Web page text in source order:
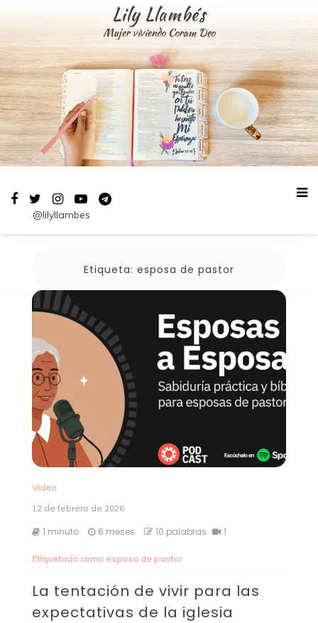
Lily Llambés
Mujer viviendo Coram Deo
@lilyllambes
Etiqueta: esposa de pastor
Video
12 de febrero de 2026
1 minuto 6 meses 10 palabras 1
Etiquetado como esposa de pastor
La tentación de vivir para las
expectativas de la iglesia